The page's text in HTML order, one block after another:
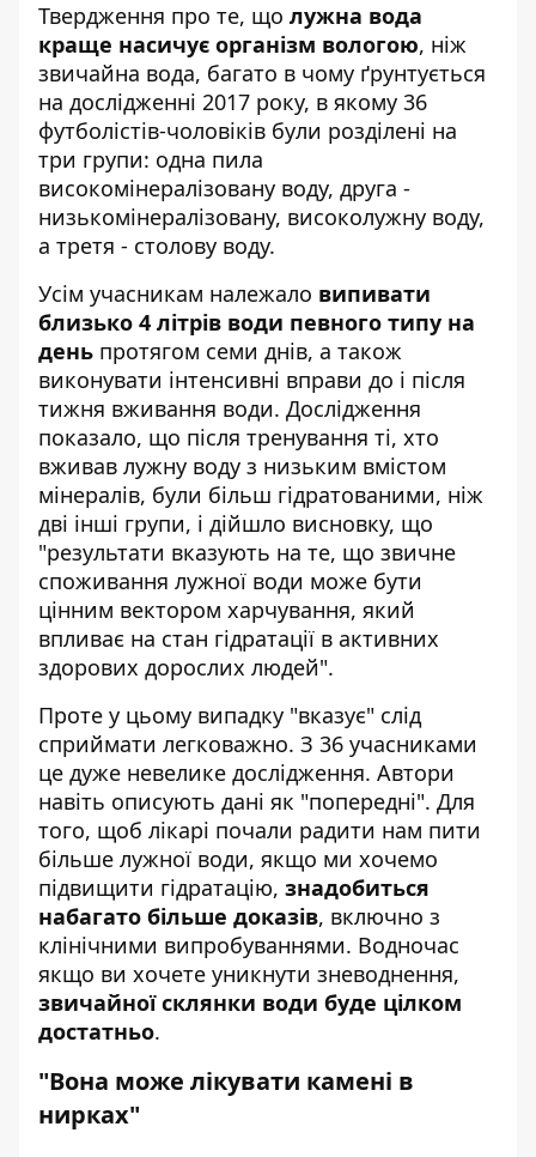
Твердження про те, що лужна вода
краще насичує організм вологою, ніж
звичайна вода, багато в чому ґрунтується
на дослідженні 2017 року, в якому 36
футболістів-чоловіків були розділені на
три групи: одна пила
високомінералізовану воду, друга -
низькомінералізовану, високолужну воду,
а третя - столову воду.
Усім учасникам належало випивати
близько 4 літрів води певного типу на
день протягом семи днів, а також
виконувати інтенсивні вправи до і після
тижня вживання води. Дослідження
показало, що після тренування ті, хто
вживав лужну воду з низьким вмістом
мінералів, були більш гідратованими, ніж
дві інші групи, і дійшло висновку, що
"результати вказують на те, що звичне
споживання лужної води може бути
цінним вектором харчування, який
впливає на стан гідратації в активних
здорових дорослих людей".
Проте у цьому випадку "вказує" слід
сприймати легковажно. З 36 учасниками
це дуже невелике дослідження. Автори
навіть описують дані як "попередні". Для
того, щоб лікарі почали радити нам пити
більше лужної води, якщо ми хочемо
підвищити гідратацію, знадобиться
набагато більше доказів, включно з
клінічними випробуваннями. Водночас
якщо ви хочете уникнути зневоднення,
звичайної склянки води буде цілком
достатньо.
"Вона може лікувати камені в
нирках"